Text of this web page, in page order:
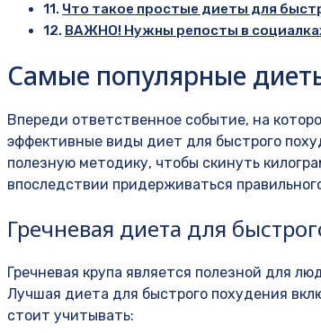
Что такое простые диеты для
ВАЖНО! Нужны репосты в
Самые популярные
Впереди ответственное событие, на
эффективные виды диет для быстрого
полезную методику, чтобы скинуть
впоследствии придерживаться
Гречневая диета для
Гречневая крупа является полезной для
Лучшая диета для быстрого похудения
стоит учитывать: